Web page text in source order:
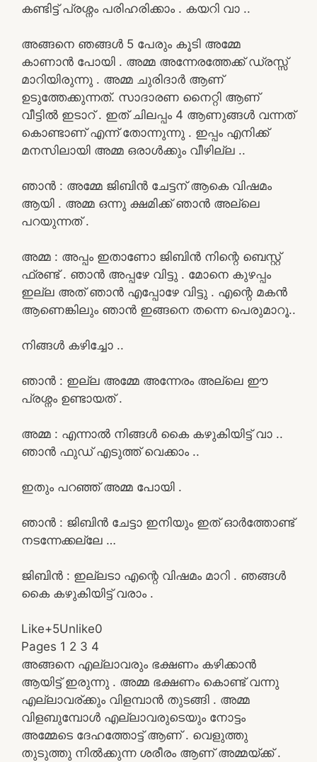
കണ്ടിട്ട് പ്രശ്നം പരിഹരിക്കാം . കയറി വാ ..
അങ്ങനെ ഞങ്ങൾ 5 പേരും കൂടി അമ്മേ
കാണാൻ പോയി . അമ്മ അന്നേരത്തേക്ക് ഡ്രസ്സ്
മാറിയിരുന്നു . അമ്മ ചുരിദാർ ആണ്
ഉടുത്തേക്കുന്നത്. സാദാരണ നൈറ്റി ആണ്
വീട്ടിൽ ഇടാറ് . ഇത് ചിലപ്പം 4 ആണുങ്ങൾ വന്നത്
കൊണ്ടാണ് എന്ന് തോന്നുന്നു . ഇപ്പം എനിക്ക്
മനസിലായി അമ്മ ഒരാൾക്കും വീഴില്ല ..
ഞാൻ : അമ്മേ ജിബിൻ ചേട്ടന് ആകെ വിഷമം
ആയി . അമ്മ ഒന്നു ക്ഷമിക്ക് ഞാൻ അല്ലെ
പറയുന്നത് .
അമ്മ : അപ്പം ഇതാണോ ജിബിൻ നിന്റെ ബെസ്റ്റ്
ഫ്രണ്ട് . ഞാൻ അപ്പഴേ വിട്ടു . മോനെ കുഴപ്പം
ഇല്ല അത് ഞാൻ എപ്പോഴേ വിട്ടു . എന്റെ മകൻ
ആണെങ്കിലും ഞാൻ ഇങ്ങനെ തന്നെ പെരുമാറൂ..
നിങ്ങൾ കഴിച്ചോ ..
ഞാൻ : ഇല്ല അമ്മേ അന്നേരം അല്ലെ ഈ
പ്രശ്നം ഉണ്ടായത് .
അമ്മ : എന്നാൽ നിങ്ങൾ കൈ കഴുകിയിട്ട് വാ ..
ഞാൻ ഫുഡ് എടുത്ത് വെക്കാം ..
ഇതും പറഞ്ഞ് അമ്മ പോയി .
ഞാൻ : ജിബിൻ ചേട്ടാ ഇനിയും ഇത് ഓർത്തോണ്ട്
നടന്നേക്കല്ലേ …
ജിബിൻ : ഇല്ലടാ എന്റെ വിഷമം മാറി . ഞങ്ങൾ
കൈ കഴുകിയിട്ട് വരാം .
Like+5Unlike0
Pages 1 2 3 4
അങ്ങനെ എല്ലാവരും ഭക്ഷണം കഴിക്കാൻ
ആയിട്ട് ഇരുന്നു . അമ്മ ഭക്ഷണം കൊണ്ട് വന്നു
എല്ലാവര്ക്കും വിളമ്പാൻ തുടങ്ങി . അമ്മ
വിളബുമ്പോൾ എല്ലാവരുടെയും നോട്ടം
അമ്മേടെ ദേഹത്തോട്ട് ആണ് . വെളുത്തു
തുടുത്തു നിൽക്കുന്ന ശരീരം ആണ് അമ്മയ്ക്ക് .